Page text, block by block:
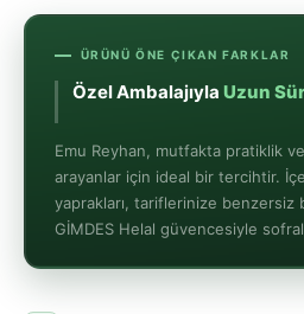
ÜRÜNÜ ÖNE ÇIKAN FARKLAR
Özel Ambalajıyla Uzun
Emu Reyhan, mutfakta pratiklik
arayanlar için ideal bir tercihtir.
yaprakları, tariflerinize benzersiz
GİMDES Helal güvencesiyle